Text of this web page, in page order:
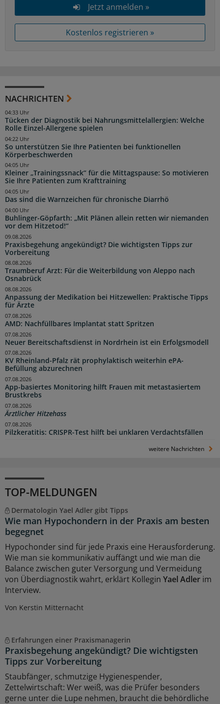
Jetzt anmelden »
Kostenlos registrieren »
NACHRICHTEN
Tücken der Diagnostik bei Nahrungsmittelallergien: Welche
Rolle Einzel-Allergene spielen
04:33 Uhr
So unterstützen Sie Ihre Patienten bei funktionellen
Körperbeschwerden
04:22 Uhr
Kleiner „Trainingssnack“ für die Mittagspause: So motivieren
Sie Ihre Patienten zum Krafttraining
04:05 Uhr
Das sind die Warnzeichen für chronische Diarrhö
04:05 Uhr
Buhlinger-Göpfarth: „Mit Plänen allein retten wir niemanden
vor dem Hitzetod!“
04:00 Uhr
Praxisbegehung angekündigt? Die wichtigsten Tipps zur
Vorbereitung
09.08.2026
Traumberuf Arzt: Für die Weiterbildung von Aleppo nach
Osnabrück
08.08.2026
Anpassung der Medikation bei Hitzewellen: Praktische Tipps
für Ärzte
08.08.2026
AMD: Nachfüllbares Implantat statt Spritzen
07.08.2026
Neuer Bereitschaftsdienst in Nordrhein ist ein Erfolgsmodell
07.08.2026
KV Rheinland-Pfalz rät prophylaktisch weiterhin ePA-
Befüllung abzurechnen
07.08.2026
App-basiertes Monitoring hilft Frauen mit metastasiertem
Brustkrebs
07.08.2026
Ärztlicher Hitzehass
07.08.2026
Pilzkeratitis: CRISPR-Test hilft bei unklaren Verdachtsfällen
07.08.2026
weitere Nachrichten
TOP-MELDUNGEN
Dermatologin Yael Adler gibt Tipps
Wie man Hypochondern in der Praxis am besten
begegnet
Hypochonder sind für jede Praxis eine Herausforderung.
Wie man sie kommunikativ auffängt und wie man die
Balance zwischen guter Versorgung und Vermeidung
von Überdiagnostik wahrt, erklärt Kollegin Yael Adler im
Interview.
Von Kerstin Mitternacht
Erfahrungen einer Praxismanagerin
Praxisbegehung angekündigt? Die wichtigsten
Tipps zur Vorbereitung
Staubfänger, schmutzige Hygienespender,
Zettelwirtschaft: Wer weiß, was die Prüfer besonders
gerne unter die Lupe nehmen, braucht die behördliche